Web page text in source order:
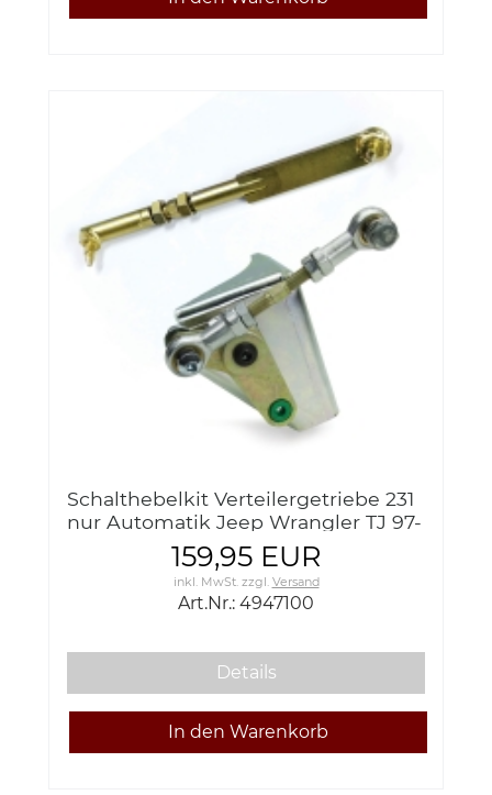
Schalthebelkit Verteilergetriebe 231
nur Automatik Jeep Wrangler TJ 97-
02 Teraflex 4947100 TJ/LJ Transfer
Case Shift Linkage Ada
159,95 EUR
inkl. MwSt.zzgl. Versand
Art.Nr.: 4947100
Details